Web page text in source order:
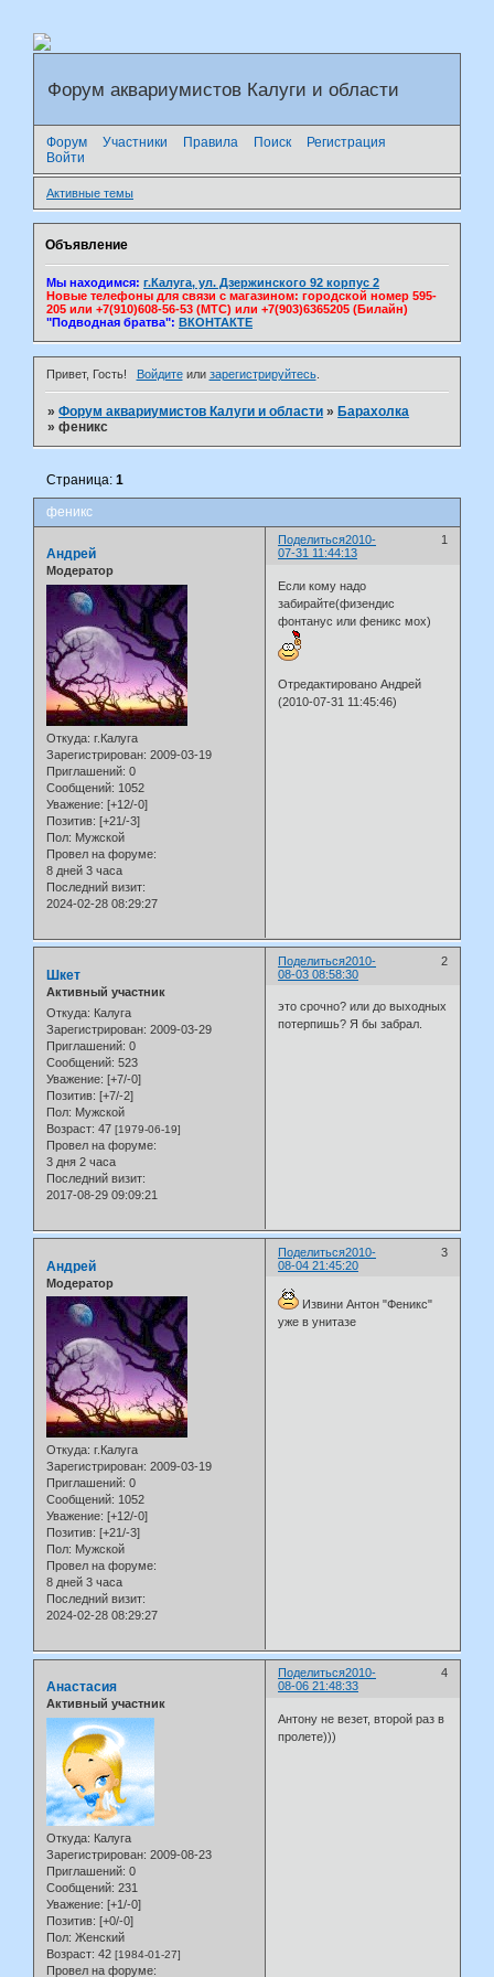
Форум аквариумистов Калуги и области
Форум Участники Правила Поиск
Регистрация
Войти
Активные темы
Объявление
Мы находимся: г.Калуга, ул. Дзержинского 92 корпус 2
Новые телефоны для связи с магазином: городской номер 595-
205 или +7(910)608-56-53 (МТС) или +7(903)6365205 (Билайн)
"Подводная братва": ВКОНТАКТЕ
Привет, Гость! Войдитеили зарегистрируйтесь.
»Форум аквариумистов Калуги и области » Барахолка
»феникс
феникс
Страница:1
Поделиться 1
2010-
07-31 11:44:13
Андрей
Модератор
Откуда: г.Калуга
Зарегистрирован: 2009-03-19
Приглашений: 0
Сообщений: 1052
Уважение: [+12/-0]
Позитив: [+21/-3]
Пол: Мужской
Провел на форуме:
8 дней 3 часа
Последний визит:
2024-02-28 08:29:27
Если кому надо
забирайте(физендис
фонтанус или феникс мох)
Отредактировано Андрей
(2010-07-31 11:45:46)
Поделиться 2
2010-
08-03 08:58:30
Шкет
Активный участник
Откуда: Калуга
Зарегистрирован: 2009-03-29
Приглашений: 0
Сообщений: 523
Уважение: [+7/-0]
Позитив: [+7/-2]
Пол: Мужской
Возраст: 47 [1979-06-19]
Провел на форуме:
3 дня 2 часа
Последний визит:
2017-08-29 09:09:21
это срочно? или до выходных
потерпишь? Я бы забрал.
Поделиться 3
2010-
08-04 21:45:20
Андрей
Модератор
Откуда: г.Калуга
Зарегистрирован: 2009-03-19
Приглашений: 0
Сообщений: 1052
Уважение: [+12/-0]
Позитив: [+21/-3]
Пол: Мужской
Провел на форуме:
8 дней 3 часа
Последний визит:
2024-02-28 08:29:27
Извини Антон "Феникс"
уже в унитазе
Поделиться 4
2010-
08-06 21:48:33
Анастасия
Активный участник
Откуда: Калуга
Зарегистрирован: 2009-08-23
Приглашений: 0
Сообщений: 231
Уважение: [+1/-0]
Позитив: [+0/-0]
Пол: Женский
Возраст: 42 [1984-01-27]
Провел на форуме:
Антону не везет, второй раз в
пролете)))